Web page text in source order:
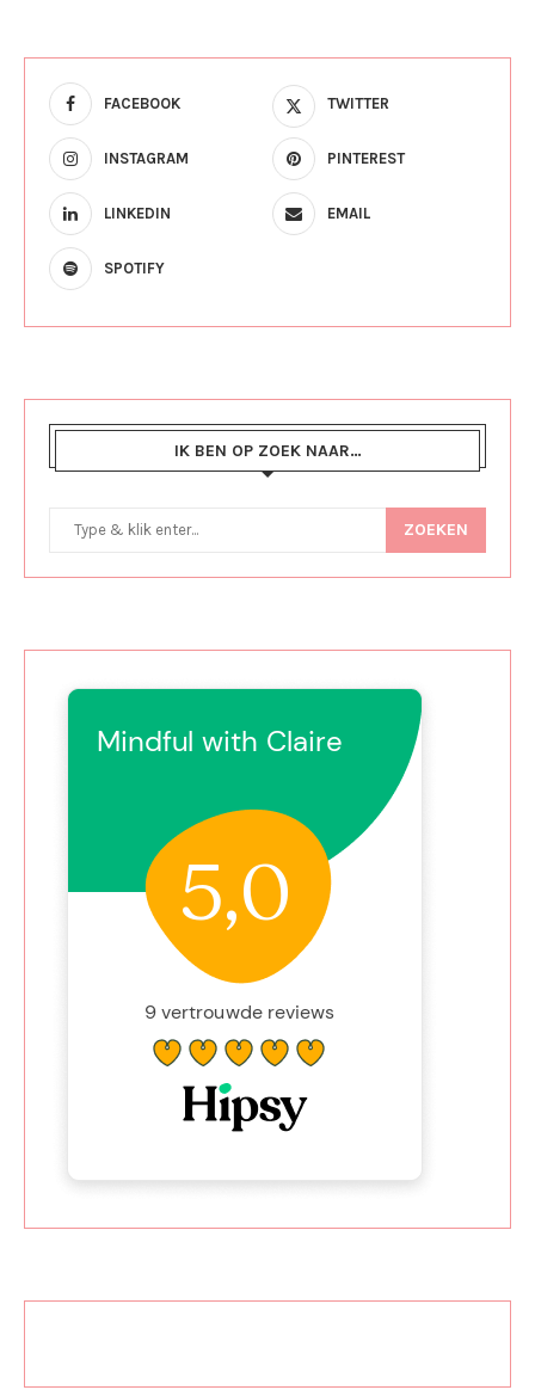
FACEBOOK TWITTER
INSTAGRAM PINTEREST
LINKEDIN EMAIL
SPOTIFY
IK BEN OP ZOEK NAAR…
ZOEKEN